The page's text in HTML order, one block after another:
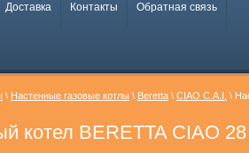
Доставка Контакты Обратная связь
\ Настенные газовые котлы \ Beretta \ CIAO C.A.I. \
котел BERETTA CIAO